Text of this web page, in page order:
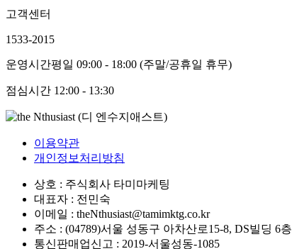
고객센터
1533-2015
운영시간평일 09:00 - 18:00 (주말/공휴일 휴무)
점심시간 12:00 - 13:30
이용약관
개인정보처리방침
상호 : 주식회사 타미마케팅
대표자 : 전민숙
이메일 : theNthusiast@tamimktg.co.kr
주소 : (04789)서울 성동구 아차산로15-8, DS빌딩 6층
통신판매업신고 : 2019-서울성동-1085